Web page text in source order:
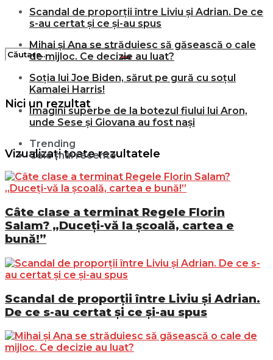
Nici un rezultat
Vizualizați toate rezultatele
Scandal de proporții între Liviu și Adrian. De ce
s-au certat și ce și-au spus
Mihai și Ana se străduiesc să găsească o cale
de mijloc. Ce decizie au luat?
Soția lui Joe Biden, sărut pe gură cu soțul
Kamalei Harris!
Imagini superbe de la botezul fiului lui Aron,
unde Sese și Giovana au fost nași
Trending
Cele mai recente
Câte clase a terminat Regele Florin
Salam? „Duceți-vă la școală, cartea e
bună!”
Scandal de proporții între Liviu și Adrian.
De ce s-au certat și ce și-au spus